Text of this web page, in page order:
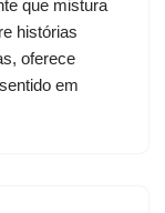
que mistura
histórias
oferece
em